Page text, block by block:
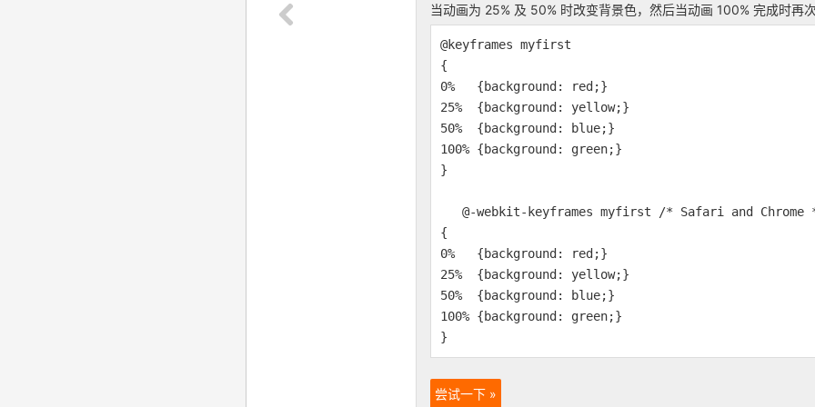
当动画为 25% 及 50% 时改变背景色，然后当动画 100% 完成时再次
@keyframes myfirst
{
0% {background: red;}
25% {background: yellow;}
50% {background: blue;}
100% {background: green;}
}
@-webkit-keyframes myfirst /* Safari and Chrome
{
0% {background: red;}
25% {background: yellow;}
50% {background: blue;}
100% {background: green;}
}
尝试一下 »